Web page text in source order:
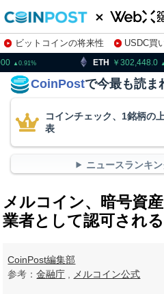
ビットコインの将来性 USDC買
株特集・関連銘柄
302,448.0
CoinPostで今最も読ま
コインチェック、1銘柄の
表
ニュースランキ
メルコイン、暗号資
業者として認可される
CoinPost編集部
参考：金融庁 メルコイン公式